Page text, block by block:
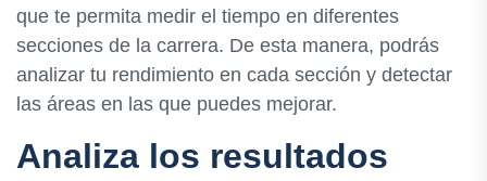
que te permita medir el tiempo en diferentes
secciones de la carrera. De esta manera, podrás
analizar tu rendimiento en cada sección y detectar
las áreas en las que puedes mejorar.
Analiza los resultados